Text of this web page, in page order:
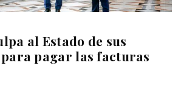
al Estado de sus
pagar las facturas